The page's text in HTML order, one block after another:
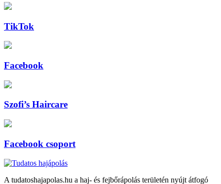
TikTok
Facebook
Szofi’s Haircare
Facebook csoport
A tudatoshajapolas.hu a haj- és fejbőrápolás területén nyújt átfogó